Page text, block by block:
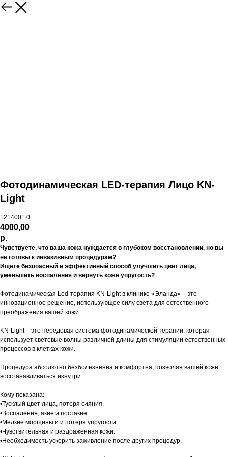
Фотодинамическая LED-терапия Лицо KN-
Light
1214001.0
4000,00
р.
Чувствуете, что ваша кожа нуждается в глубоком восстановлении, но вы
не готовы к инвазивным процедурам?
Ищете безопасный и эффективный способ улучшить цвет лица,
уменьшить воспаления и вернуть коже упругость?
Фотодинамическая Led-терапия KN-Light в клинике «Эланда» – это
инновационное решение, использующее силу света для естественного
преображения вашей кожи.
KN-Light – это передовая система фотодинамической терапии, которая
использует световые волны различной длины для стимуляции естественных
процессов в клетках кожи.
Процедура абсолютно безболезненна и комфортна, позволяя вашей коже
восстанавливаться изнутри.
Кому показана:
•Тусклый цвет лица, потеря сияния.
•Воспаления, акне и постакне.
•Мелкие морщины и и потеря упругости.
•Чувствительная и раздраженная кожи.
•Необходимость ускорить заживление после других процедур.